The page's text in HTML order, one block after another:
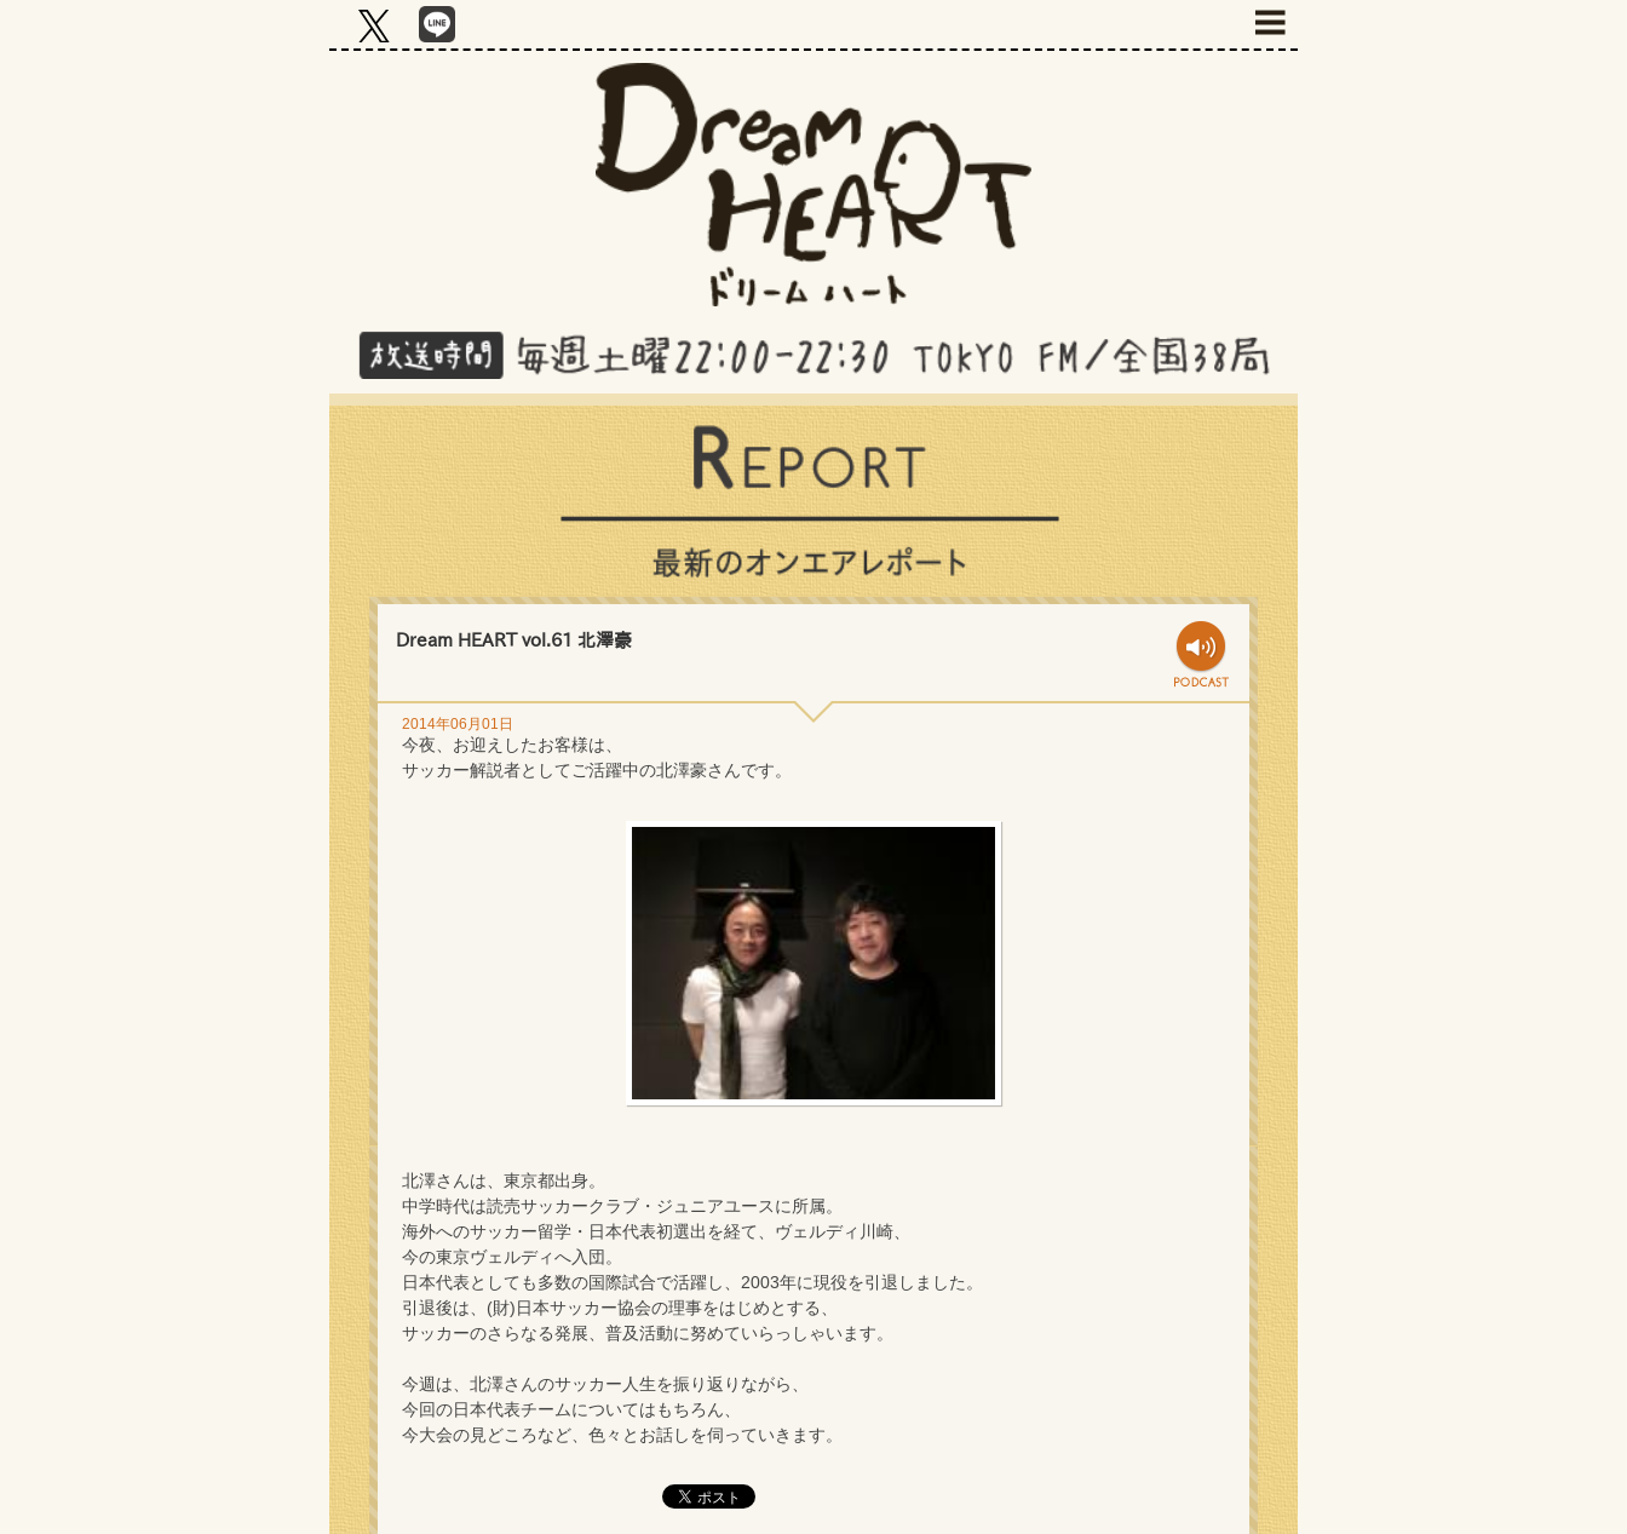
Dream HEART vol.61 北澤豪
2014年06月01日
今夜、お迎えしたお客様は、
サッカー解説者としてご活躍中の北澤豪さんです。
北澤さんは、東京都出身。
中学時代は読売サッカークラブ・ジュニアユースに所属。
海外へのサッカー留学・日本代表初選出を経て、ヴェルディ川崎、
今の東京ヴェルディへ入団。
日本代表としても多数の国際試合で活躍し、2003年に現役を引退しました。
引退後は、(財)日本サッカー協会の理事をはじめとする、
サッカーのさらなる発展、普及活動に努めていらっしゃいます。
今週は、北澤さんのサッカー人生を振り返りながら、
今回の日本代表チームについてはもちろん、
今大会の見どころなど、色々とお話しを伺っていきます。